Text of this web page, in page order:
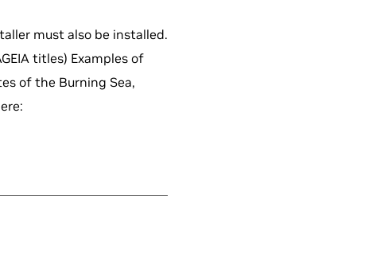
must also be installed.
titles) Examples of
of the Burning Sea,